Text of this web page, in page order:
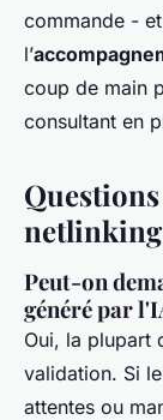
commande -
l’
coup de main
consultant en
Peut-on
généré par
Oui, la plupart
validation. Si
attentes ou